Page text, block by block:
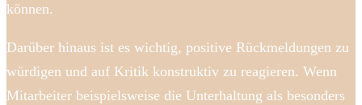
können.
Darüber hinaus ist es wichtig, positive Rückmeldungen zu
würdigen und auf Kritik konstruktiv zu reagieren. Wenn
Mitarbeiter beispielsweise die Unterhaltung als besonders